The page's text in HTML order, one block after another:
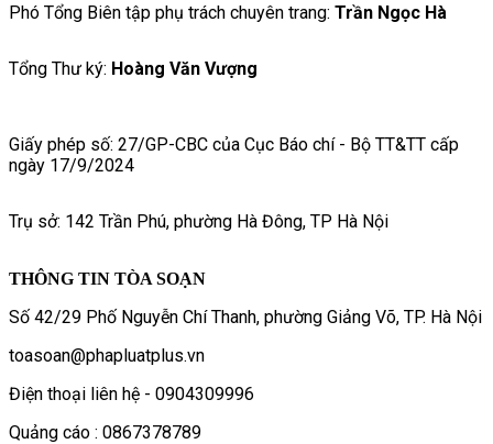
Phó Tổng Biên tập phụ trách chuyên trang: Trần Ngọc Hà
Tổng Thư ký: Hoàng Văn Vượng
Giấy phép số: 27/GP-CBC của Cục Báo chí - Bộ TT&TT cấp
ngày 17/9/2024
Trụ sở: 142 Trần Phú, phường Hà Đông, TP Hà Nội
THÔNG TIN TÒA SOẠN
Số 42/29 Phố Nguyễn Chí Thanh, phường Giảng Võ, TP. Hà Nội
toasoan@phapluatplus.vn
Điện thoại liên hệ - 0904309996
Quảng cáo : 0867378789